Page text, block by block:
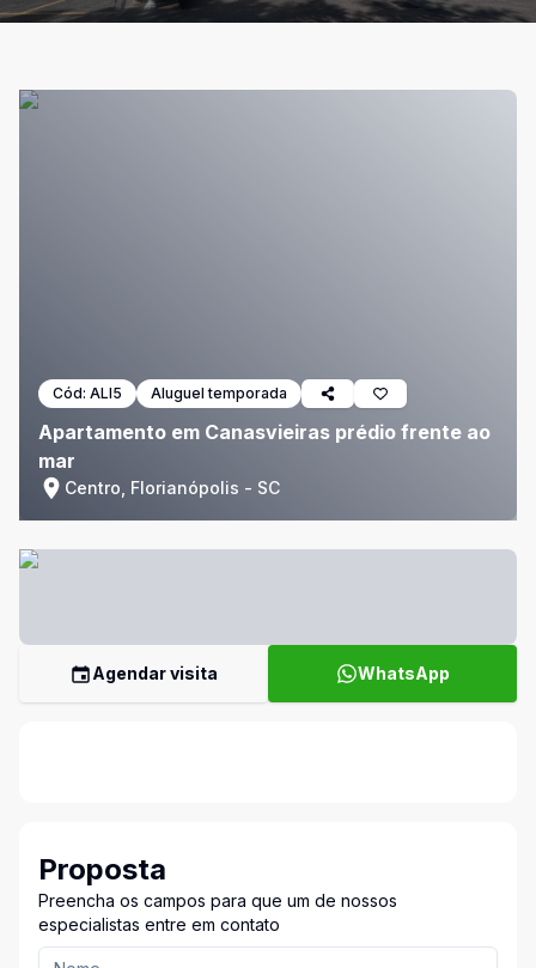
Cód: ALI5 Aluguel temporada
Apartamento em Canasvieiras prédio frente ao
mar
Centro, Florianópolis - SC
Agendar visita WhatsApp
Proposta
Preencha os campos para que um de nossos
especialistas entre em contato